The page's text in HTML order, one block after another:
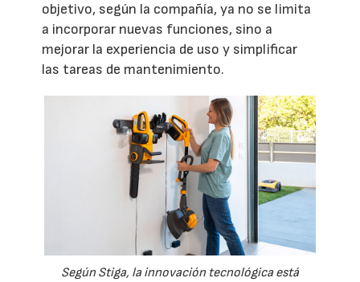
objetivo, según la compañía, ya no se limita
a incorporar nuevas funciones, sino a
mejorar la experiencia de uso y simplificar
las tareas de mantenimiento.
Según Stiga, la innovación tecnológica está